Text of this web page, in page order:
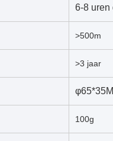
6-8 uren
>500m
>3 jaar
100g